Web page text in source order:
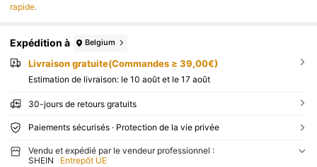
rapide.
Expédition à Belgium
Livraison gratuite(Commandes ≥ 39,00€)
Estimation de livraison: le 10 août et le 17 août
30-jours de retours gratuits
Paiements sécurisés · Protection de la vie privée
Vendu et expédié par le vendeur professionnel :
SHEIN
Entrepôt UE